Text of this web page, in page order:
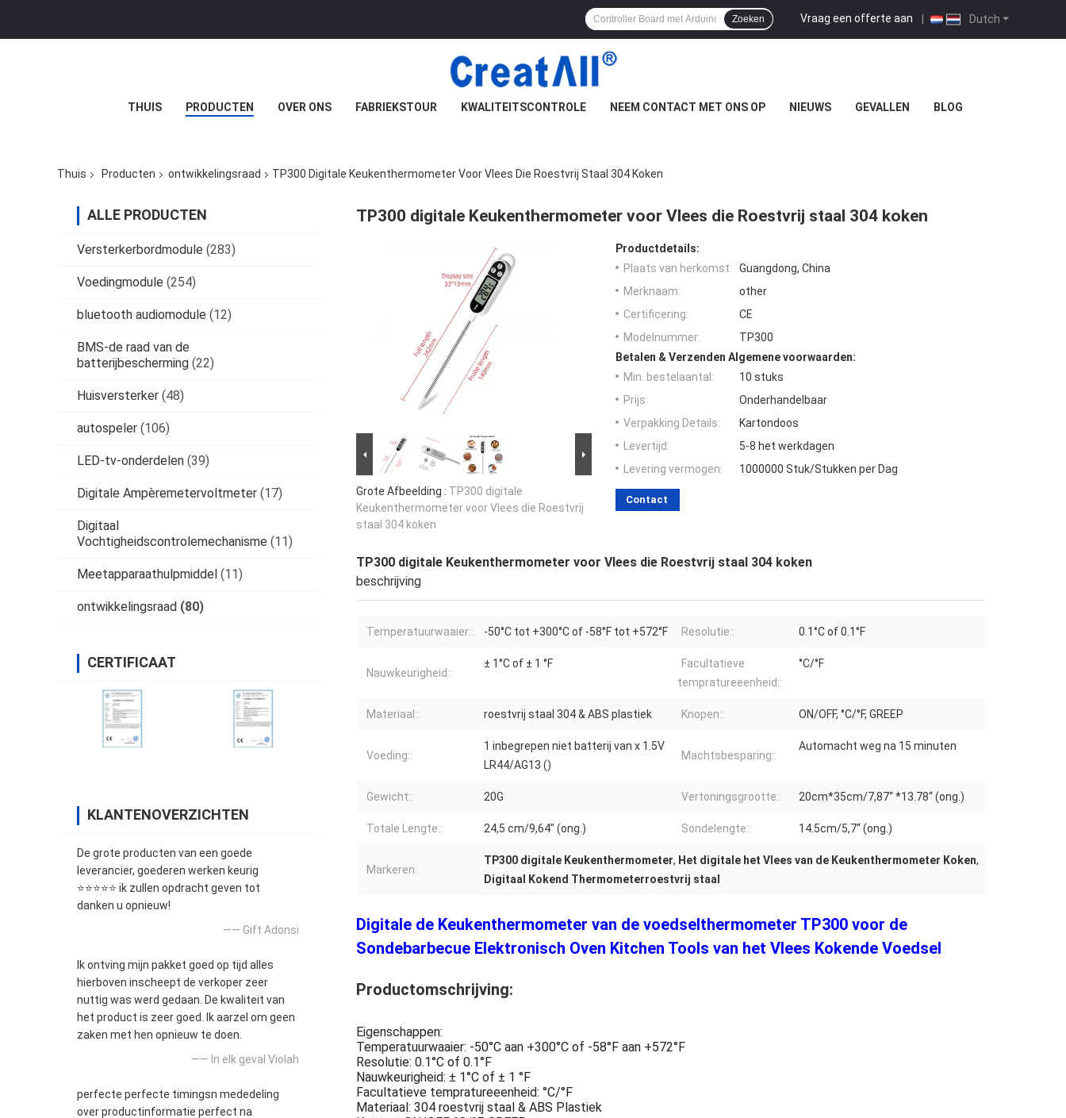
Dutch
Vraag een offerte aan |
Zoeken
THUIS PRODUCTEN OVER ONS FABRIEKSTOUR KWALITEITSCONTROLE NEEM CONTACT MET ONS OP NIEUWS GEVALLEN BLOG
Thuis Producten ontwikkelingsraad TP300 Digitale Keukenthermometer Voor Vlees Die Roestvrij Staal 304 Koken
ALLE PRODUCTEN
Versterkerbordmodule (283)
Voedingmodule (254)
bluetooth audiomodule (12)
BMS-de raad van de
batterijbescherming (22)
Huisversterker (48)
autospeler (106)
LED-tv-onderdelen (39)
Digitale Ampèremetervoltmeter (17)
Digitaal
Vochtigheidscontrolemechanisme (11)
Meetapparaathulpmiddel (11)
ontwikkelingsraad (80)
CERTIFICAAT
KLANTENOVERZICHTEN
De grote producten van een goede
leverancier, goederen werken keurig
⭐⭐⭐⭐⭐ ik zullen opdracht geven tot
danken u opnieuw!
—— Gift Adonsi
Ik ontving mijn pakket goed op tijd alles
hierboven inscheept de verkoper zeer
nuttig was werd gedaan. De kwaliteit van
het product is zeer goed. Ik aarzel om geen
zaken met hen opnieuw te doen.
—— In elk geval Violah
perfecte perfecte timingsn mededeling
over productinformatie perfect na
TP300 digitale Keukenthermometer voor Vlees die Roestvrij staal 304 koken
Grote Afbeelding : TP300 digitale
Keukenthermometer voor Vlees die Roestvrij
staal 304 koken
Productdetails:
Plaats van herkomst:
Guangdong, China
Merknaam:
other
Certificering:
CE
Modelnummer:
TP300
Betalen & Verzenden Algemene voorwaarden:
Min. bestelaantal:
10 stuks
Prijs:
Onderhandelbaar
Verpakking Details:
Kartondoos
Levertijd:
5-8 het werkdagen
Levering vermogen:
1000000 Stuk/Stukken per Dag
Contact
TP300 digitale Keukenthermometer voor Vlees die Roestvrij staal 304 koken
beschrijving
Temperatuurwaaier:: -50°C tot +300°C of -58°F tot +572°F Resolutie:: 0.1°C of 0.1°F
Nauwkeurigheid::
± 1°C of ± 1 °F
Facultatieve
tempratureeenheid::
°C/°F
Materiaal:: roestvrij staal 304 & ABS plastiek Knopen:: ON/OFF, °C/°F, GREEP
Voeding::
1 inbegrepen niet batterij van x 1.5V
LR44/AG13 ()
Machtsbesparing::
Automacht weg na 15 minuten
Gewicht:: 20G Vertoningsgrootte:: 20cm*35cm/7,87“ *13.78“ (ong.)
Totale Lengte:: 24,5 cm/9,64" (ong.) Sondelengte:: 14.5cm/5,7“ (ong.)
Markeren:
TP300 digitale Keukenthermometer, Het digitale het Vlees van de Keukenthermometer Koken,
Digitaal Kokend Thermometerroestvrij staal
Digitale de Keukenthermometer van de voedselthermometer TP300 voor de
Sondebarbecue Elektronisch Oven Kitchen Tools van het Vlees Kokende Voedsel
Productomschrijving:
Eigenschappen:
Temperatuurwaaier: -50°C aan +300°C of -58°F aan +572°F
Resolutie: 0.1°C of 0.1°F
Nauwkeurigheid: ± 1°C of ± 1 °F
Facultatieve tempratureeenheid: °C/°F
Materiaal: 304 roestvrij staal & ABS Plastiek